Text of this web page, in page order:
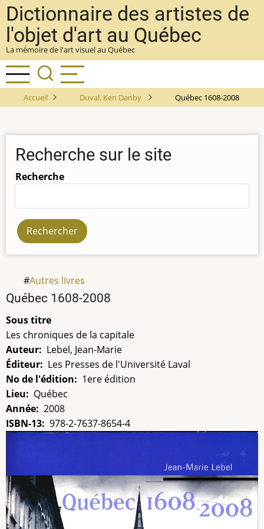
Aller
au
contenu
principal
Dictionnaire des artistes de
l'objet d'art au Québec
La mémoire de l'art visuel au Québec
Accueil Duval, Ken Danby Québec 1608-2008
Recherche sur le site
Recherche
Autres livres
Titre
Québec 1608-2008
Sous titre
Les chroniques de la capitale
Auteur
Lebel, Jean-Marie
Éditeur
Les Presses de l'Université Laval
No de l'édition
1ere édition
Lieu
Québec
Année 2008
ISBN-13 978-2-7637-8654-4